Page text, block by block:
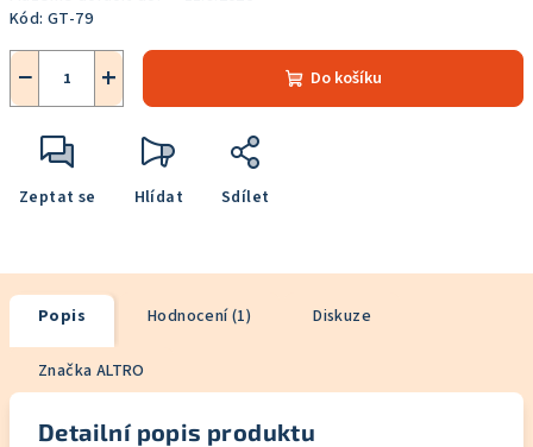
Kód: GT-79
+
− Do košíku
Zeptat se Hlídat Sdílet
Popis Hodnocení (1) Diskuze
Značka ALTRO
Detailní popis produktu